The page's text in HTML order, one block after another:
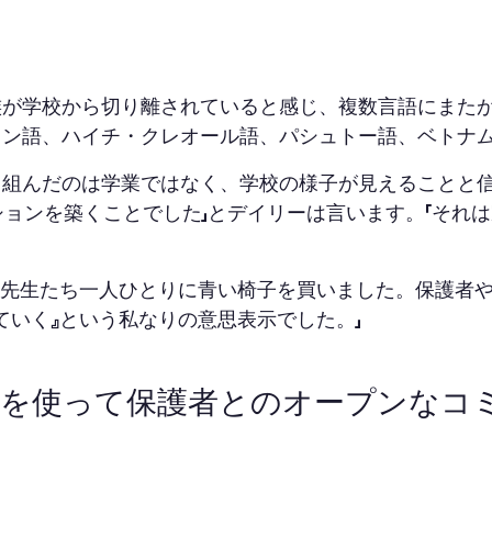
学校から切り離されていると感じ、複数言語にま
語、ハイチ・クレオール語、パシュトー語、ベトナ
だのは学業ではなく、学校の様子が見えることと
を築くことでした」とデイリーは言います。「そ
生たち一人ひとりに青い椅子を買いました。保護
く』という私なりの意思表示でした。」
使って保護者とのオープンな